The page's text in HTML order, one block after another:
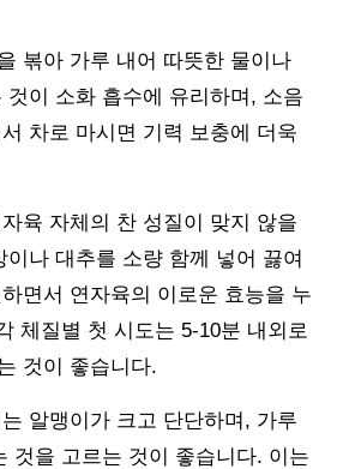
볶아 가루 내어 따뜻한 물이나
것이 소화 흡수에 유리하며, 소음
차로 마시면 기력 보충에 더욱
육 자체의 찬 성질이 맞지 않을
이나 대추를 소량 함께 넣어 끓여
면서 연자육의 이로운 효능을 누
체질별 첫 시도는 5-10분 내외로
것이 좋습니다.
알맹이가 크고 단단하며, 가루
것을 고르는 것이 좋습니다. 이는